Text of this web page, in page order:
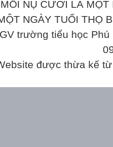
MỖI NỤ CƯỜI LÀ MỘT
NGÀY TUỔI THỌ
GV trường tiểu học
được thừa kế